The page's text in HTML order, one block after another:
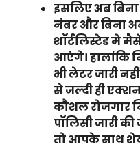
इसलिए अब
नंबर और बिना
शॉर्टलिस्टेड मे
आएंगे। हालांकि
भी लेटर जारी
से जल्दी ही
कौशल रोजगार
पॉलिसी जारी
तो आपके साथ